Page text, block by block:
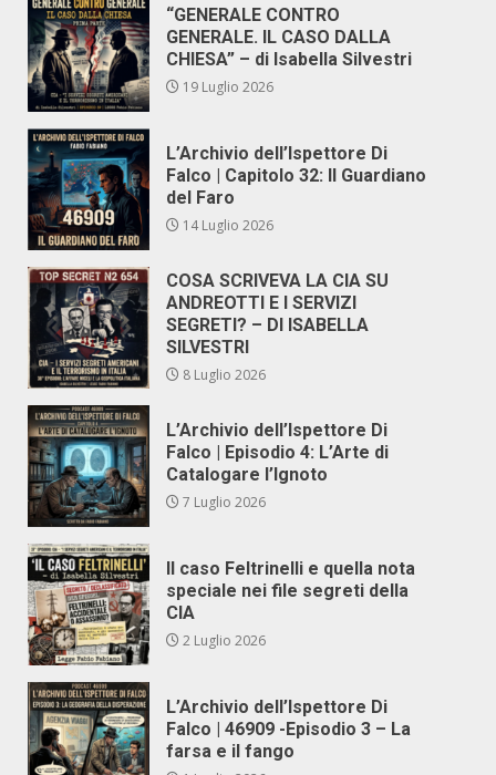
“GENERALE CONTRO
GENERALE. IL CASO DALLA
CHIESA” – di Isabella Silvestri
19 Luglio 2026
L’Archivio dell’Ispettore Di
Falco | Capitolo 32: Il Guardiano
del Faro
14 Luglio 2026
COSA SCRIVEVA LA CIA SU
ANDREOTTI E I SERVIZI
SEGRETI? – DI ISABELLA
SILVESTRI
8 Luglio 2026
L’Archivio dell’Ispettore Di
Falco | Episodio 4: L’Arte di
Catalogare l’Ignoto
7 Luglio 2026
Il caso Feltrinelli e quella nota
speciale nei file segreti della
CIA
2 Luglio 2026
L’Archivio dell’Ispettore Di
Falco | 46909 -Episodio 3 – La
farsa e il fango